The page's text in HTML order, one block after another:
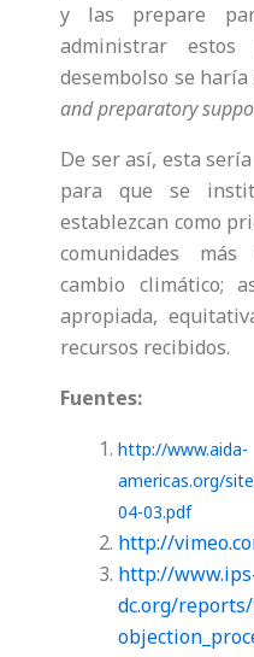
y las prepare
administrar estos
desembolso se
and preparatory
De ser así, esta
para que se
establezcan como
comunidades
cambio climático;
apropiada,
recursos recibidos.
Fuentes:
http://www.aida-
americas.org/
04-03.pdf
http://
http://
dc.org/